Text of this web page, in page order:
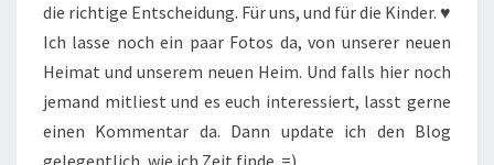
die richtige Entscheidung. Für uns, und für die Kinder. ♥
Ich lasse noch ein paar Fotos da, von unserer neuen
Heimat und unserem neuen Heim. Und falls hier noch
jemand mitliest und es euch interessiert, lasst gerne
einen Kommentar da. Dann update ich den Blog